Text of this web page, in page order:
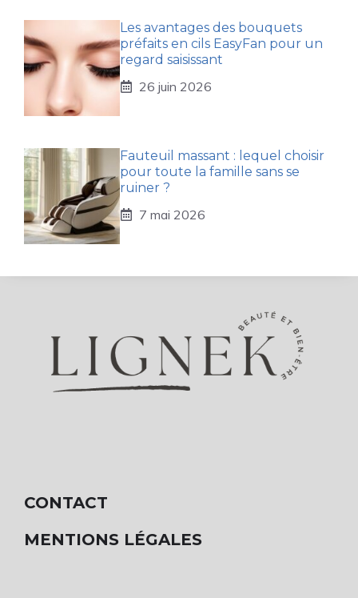
Les avantages des bouquets
préfaits en cils EasyFan pour un
regard saisissant
26 juin 2026
Fauteuil massant : lequel choisir
pour toute la famille sans se
ruiner ?
7 mai 2026
CONTACT
MENTIONS LÉGALES